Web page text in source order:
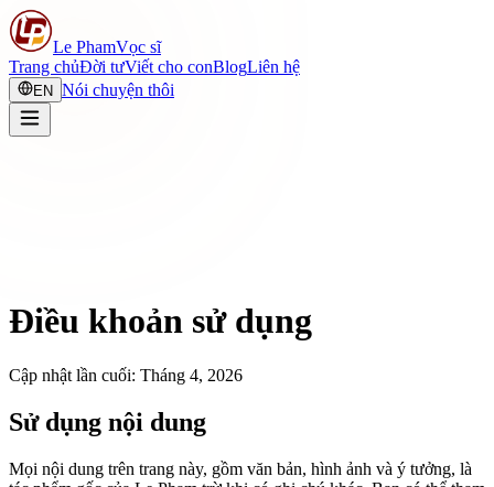
Le PhamVọc sĩ
Trang chủĐời tưViết cho conBlogLiên hệ
EN Nói chuyện thôi
Điều khoản sử dụng
Cập nhật lần cuối: Tháng 4, 2026
Sử dụng nội dung
Mọi nội dung trên trang này, gồm văn bản, hình ảnh và ý tưởng, là